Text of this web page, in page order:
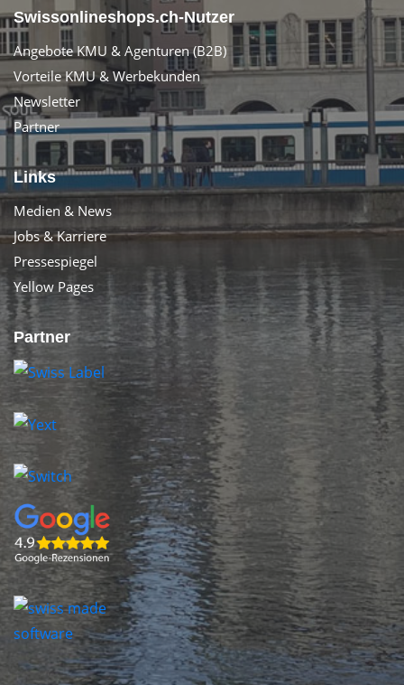
Swissonlineshops.ch-Nutzer
Angebote KMU & Agenturen (B2B)
Vorteile KMU & Werbekunden
Newsletter
Partner
Links
Medien & News
Jobs & Karriere
Pressespiegel
Yellow Pages
Partner